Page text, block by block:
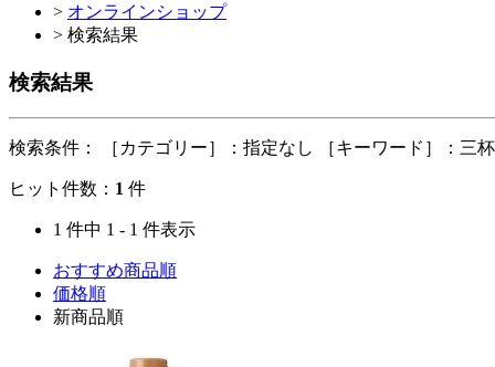
> オンラインショップ
> 検索結果
検索結果
検索条件： ［カテゴリー］：指定なし ［キーワード］：三
ヒット件数： 1 件
1 件中 1 - 1 件表示
おすすめ商品順
価格順
新商品順